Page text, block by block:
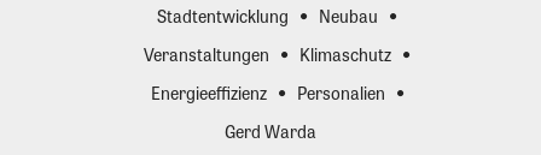
Stadtentwicklung
Neubau
Veranstaltungen
Klimaschutz
Energieeffizienz
Personalien
Gerd Warda